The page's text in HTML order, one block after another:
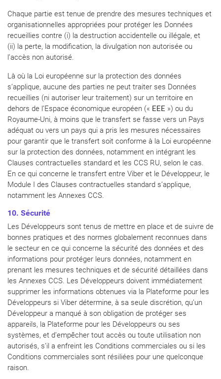
Chaque partie est tenue de prendre des mesures techniques et
organisationnelles appropriées pour protéger les Données
recueillies contre (i) la destruction accidentelle ou illégale, et
(ii) la perte, la modification, la divulgation non autorisée ou
l’accès non autorisé.
Là où la Loi européenne sur la protection des données
s’applique, aucune des parties ne peut traiter ses Données
recueillies (ni autoriser leur traitement) sur un territoire en
dehors de l’Espace économique européen (« EEE ») ou du
Royaume-Uni, à moins que le transfert se fasse vers un Pays
adéquat ou vers un pays qui a pris les mesures nécessaires
pour garantir que le transfert soit conforme à la Loi européenne
sur la protection des données, notamment en intégrant les
Clauses contractuelles standard et les CCS RU, selon le cas.
En ce qui concerne le transfert entre Viber et le Développeur, le
Module I des Clauses contractuelles standard s’applique,
notamment les Annexes CCS.
10. Sécurité
Les Développeurs sont tenus de mettre en place et de suivre de
bonnes pratiques et des normes globalement reconnues dans
le secteur en ce qui concerne la sécurité des données et des
informations pour protéger leurs données, notamment en
prenant les mesures techniques et de sécurité détaillées dans
les Annexes CCS. Les Développeurs doivent immédiatement
supprimer les informations obtenues via la Plateforme pour les
Développeurs si Viber détermine, à sa seule discrétion, qu’un
Développeur a manqué à son obligation de protéger ses
appareils, la Plateforme pour les Développeurs ou ses
systèmes, et d’empêcher tout accès ou toute utilisation non
autorisés, s’il a enfreint les Conditions commerciales ou si les
Conditions commerciales sont résiliées pour une quelconque
raison.